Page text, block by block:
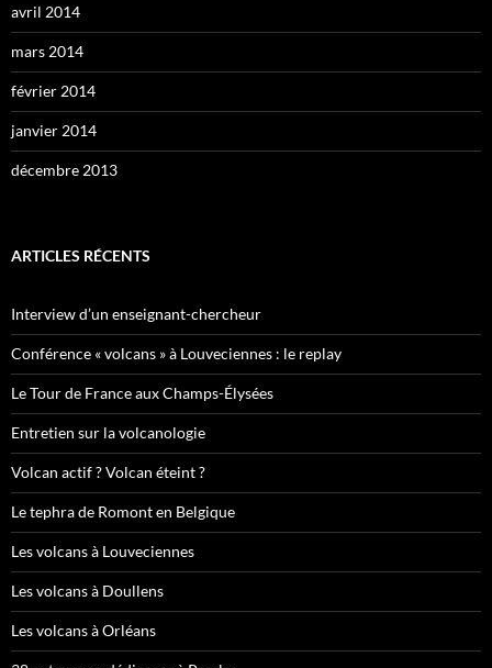
avril 2014
mars 2014
février 2014
janvier 2014
décembre 2013
ARTICLES RÉCENTS
Interview d’un enseignant-chercheur
Conférence « volcans » à Louveciennes : le replay
Le Tour de France aux Champs-Élysées
Entretien sur la volcanologie
Volcan actif ? Volcan éteint ?
Le tephra de Romont en Belgique
Les volcans à Louveciennes
Les volcans à Doullens
Les volcans à Orléans